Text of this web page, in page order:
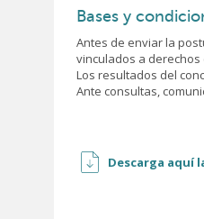
Bases y
Antes de enviar la
vinculados a
Los resultados del
Ante consultas,
Descarga aquí